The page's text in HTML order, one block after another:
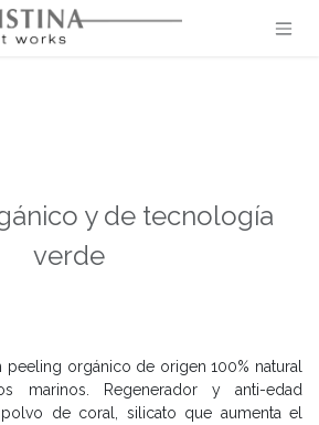
y de tecnología
verde
peeling orgánico de origen 100% natural
marinos. Regenerador y anti-edad
de coral, silicato que aumenta el